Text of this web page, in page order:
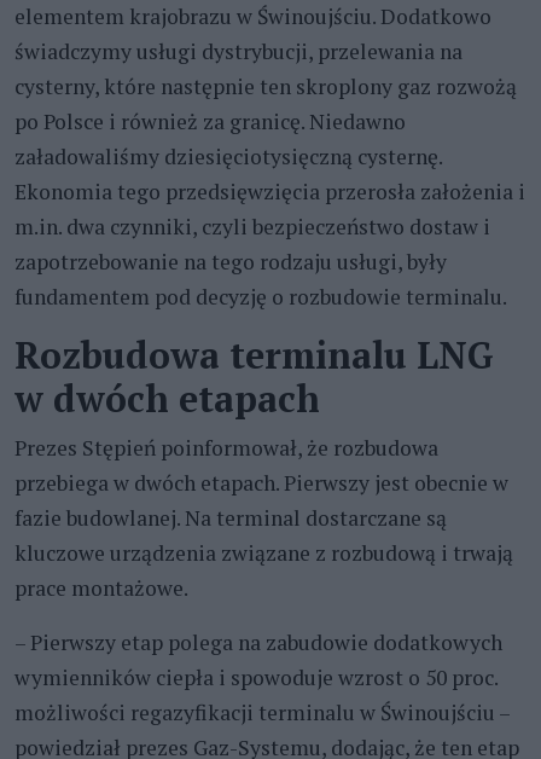
elementem krajobrazu w Świnoujściu. Dodatkowo
świadczymy usługi dystrybucji, przelewania na
cysterny, które następnie ten skroplony gaz rozwożą
po Polsce i również za granicę. Niedawno
załadowaliśmy dziesięciotysięczną cysternę.
Ekonomia tego przedsięwzięcia przerosła założenia i
m.in. dwa czynniki, czyli bezpieczeństwo dostaw i
zapotrzebowanie na tego rodzaju usługi, były
fundamentem pod decyzję o rozbudowie terminalu.
Rozbudowa terminalu LNG
w dwóch etapach
Prezes Stępień poinformował, że rozbudowa
przebiega w dwóch etapach. Pierwszy jest obecnie w
fazie budowlanej. Na terminal dostarczane są
kluczowe urządzenia związane z rozbudową i trwają
prace montażowe.
– Pierwszy etap polega na zabudowie dodatkowych
wymienników ciepła i spowoduje wzrost o 50 proc.
możliwości regazyfikacji terminalu w Świnoujściu –
powiedział prezes Gaz-Systemu, dodając, że ten etap